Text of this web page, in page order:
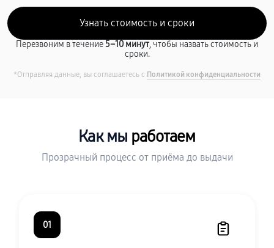
Перезвоним в течение5–10 минут, чтобы назвать стоимость и
сроки.
*Отправляя данные, вы соглашаетесь с Политикой конфиденциальности
Как мы работаем
Прозрачный процесс от приёма до выдачи
01